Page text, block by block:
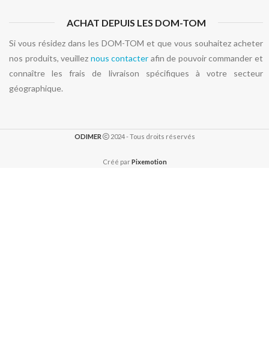
ACHAT DEPUIS LES DOM-TOM
Si vous résidez dans les DOM-TOM et que vous souhaitez acheter
nos produits, veuillez nous contacter afin de pouvoir commander et
connaître les frais de livraison spécifiques à votre secteur
géographique.
ODIMER 2024 - Tous droits réservés
Créé parPixemotion